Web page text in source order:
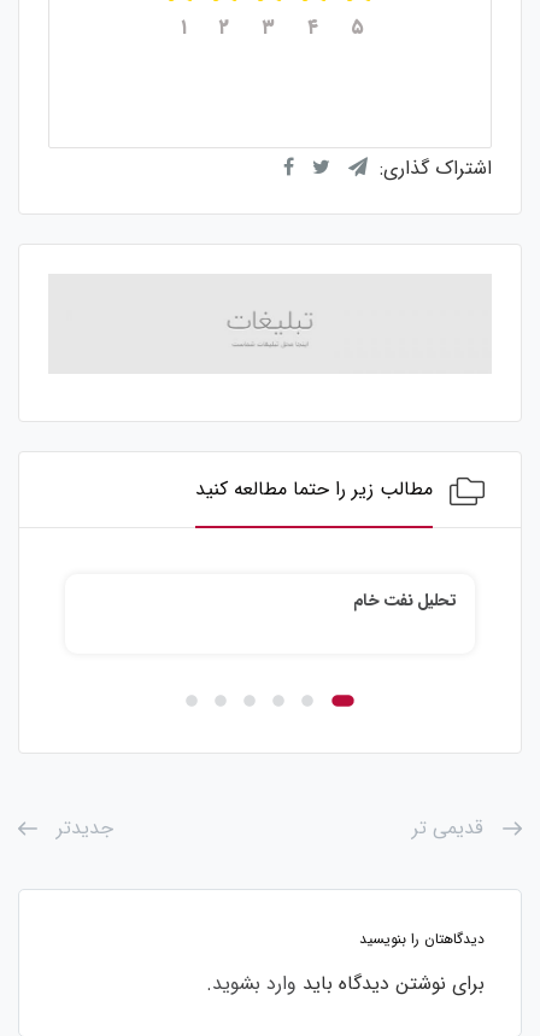
۱ ۲ ۳ ۴ ۵
اشتراک گذاری:
مطالب زیر را حتما مطالعه کنید
تحلیل نقره
قدیمی تر جدیدتر
دیدگاهتان را بنویسید
برای نوشتن دیدگاه باید وارد بشوید.